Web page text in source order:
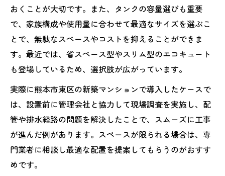
おくことが大切です。また、タンクの容量選びも重要
で、家族構成や使用量に合わせて最適なサイズを選ぶこ
とで、無駄なスペースやコストを抑えることができま
す。最近では、省スペース型やスリム型のエコキュート
も登場しているため、選択肢が広がっています。
実際に熊本市東区の新築マンションで導入したケースで
は、設置前に管理会社と協力して現場調査を実施し、配
管や排水経路の問題を解決したことで、スムーズに工事
が進んだ例があります。スペースが限られる場合は、専
門業者に相談し最適な配置を提案してもらうのがおすす
めです。